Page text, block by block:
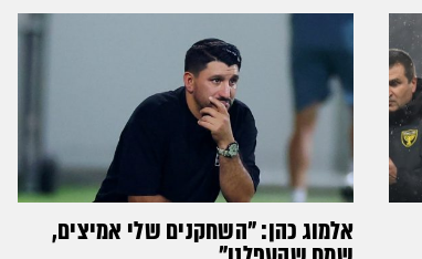
אלמוג כהן: "השחקנים שלי אמיצים,